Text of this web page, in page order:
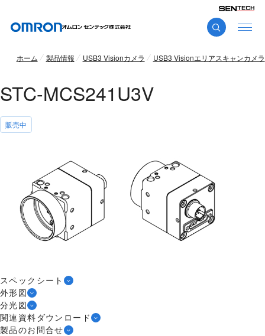
ホーム 製品情報 USB3 Visionカメラ USB3 Visionエリアスキャンカメラ
STC-MCS241U3V
販売中
スペックシート
外形図
分光図
関連資料ダウンロード
製品のお問合せ